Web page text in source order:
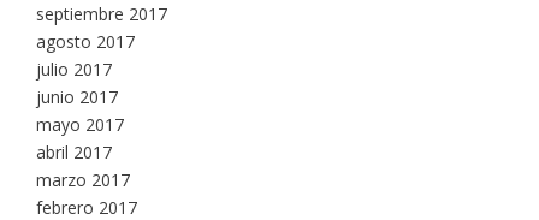
septiembre 2017
agosto 2017
julio 2017
junio 2017
mayo 2017
abril 2017
marzo 2017
febrero 2017